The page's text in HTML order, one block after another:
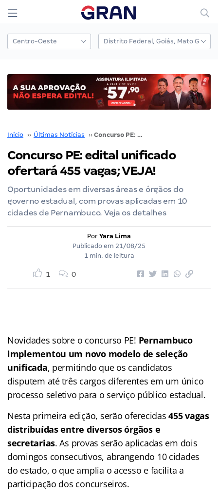
Início ›› Últimas Notícias ›› Concurso PE: edital unificado ofertará 455 vagas; VEJA!
Concurso PE: edital unificado
ofertará 455 vagas; VEJA!
Oportunidades em diversas áreas e órgãos do
governo estadual, com provas aplicadas em 10
cidades de Pernambuco. Veja os detalhes
Por Yara Lima
Publicado em 21/08/25
1 min. de leitura
1 0
Novidades sobre o concurso PE! Pernambuco
implementou um novo modelo de seleção
unificada, permitindo que os candidatos
disputem até três cargos diferentes em um único
processo seletivo para o serviço público estadual.
Nesta primeira edição, serão oferecidas455 vagas
distribuídas entre diversos órgãos e
secretarias. As provas serão aplicadas em dois
domingos consecutivos, abrangendo 10 cidades
do estado, o que amplia o acesso e facilita a
participação dos concurseiros.